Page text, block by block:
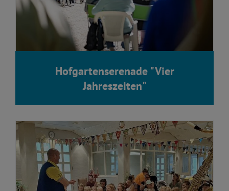
Hofgartenserenade "Vier
Jahreszeiten"